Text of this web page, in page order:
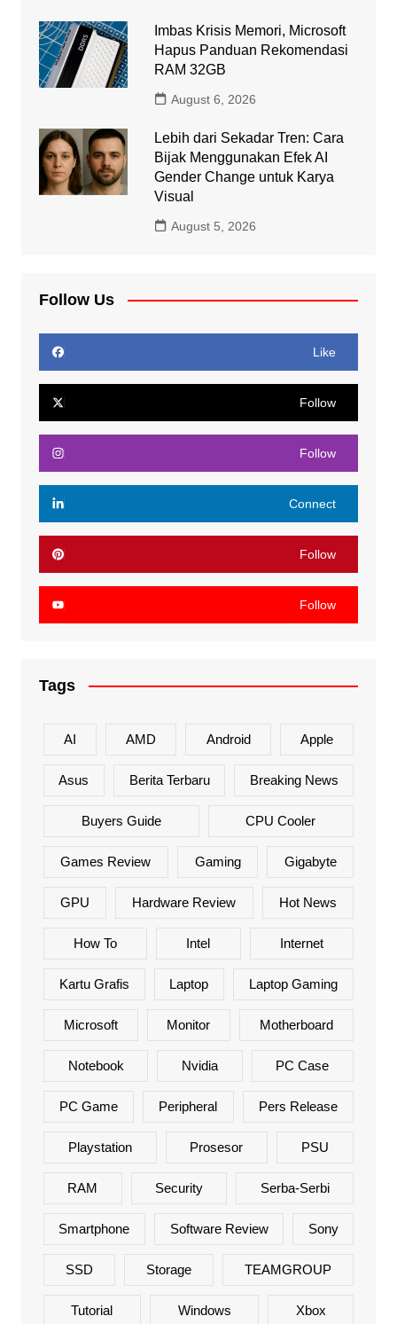
Imbas Krisis Memori, Microsoft
Hapus Panduan Rekomendasi
RAM 32GB
August 6, 2026
Lebih dari Sekadar Tren: Cara
Bijak Menggunakan Efek AI
Gender Change untuk Karya
Visual
August 5, 2026
Follow Us
Like
Follow
Follow
Connect
Follow
Follow
Tags
AI AMD Android Apple
Asus Berita Terbaru Breaking News
Buyers Guide CPU Cooler
Games Review Gaming Gigabyte
GPU Hardware Review Hot News
How To Intel Internet
Kartu Grafis Laptop Laptop Gaming
Microsoft Monitor Motherboard
Notebook Nvidia PC Case
PC Game Peripheral Pers Release
Playstation Prosesor PSU
RAM Security Serba-Serbi
Smartphone Software Review Sony
SSD Storage TEAMGROUP
Tutorial Windows Xbox